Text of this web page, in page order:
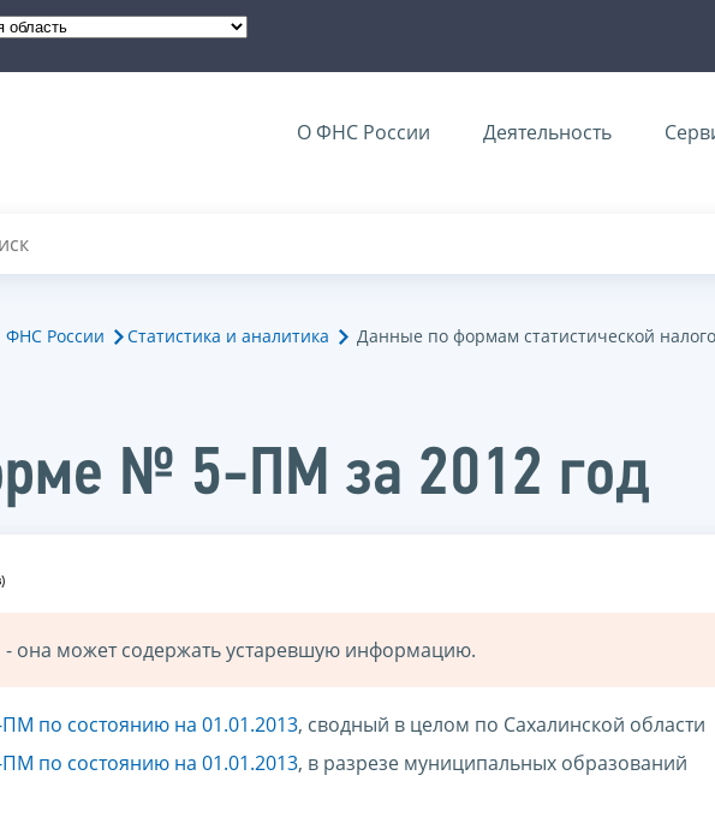
О ФНС России Деятельность
России Статистика и аналитика Данные по формам статистической
№ 5-ПМ за 2012 год
- она может содержать устаревшую информацию.
по состоянию на 01.01.2013, сводный в целом по Сахалинской области
по состоянию на 01.01.2013, в разрезе муниципальных образований